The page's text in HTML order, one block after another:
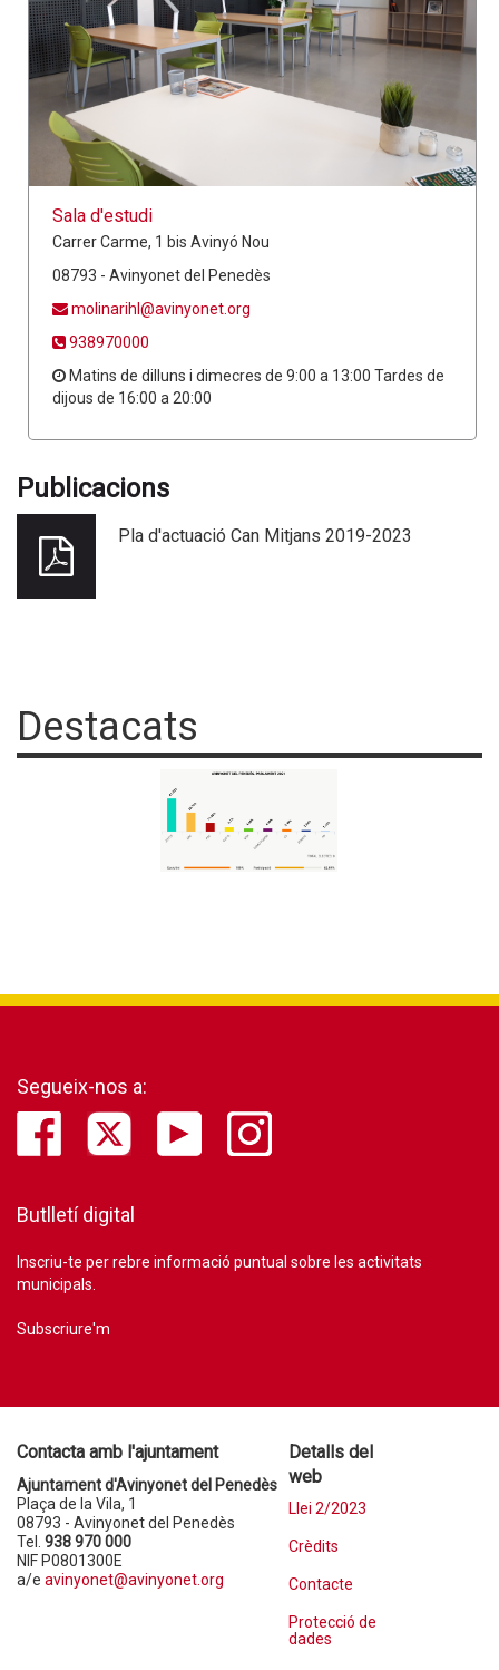
Sala d'estudi
Carrer Carme, 1 bis Avinyó Nou
08793 - Avinyonet del Penedès
molinarihl@avinyonet.org
938970000
Matins de dilluns i dimecres de 9:00 a 13:00 Tardes de
dijous de 16:00 a 20:00
Publicacions
Pla d'actuació Can Mitjans 2019-2023
Destacats
Segueix-nos a:
Butlletí digital
Inscriu-te per rebre informació puntual sobre les activitats
municipals.
Subscriure'm
Contacta amb l'ajuntament
Ajuntament d'Avinyonet del Penedès
Plaça de la Vila, 1
08793 - Avinyonet del Penedès
Tel. 938 970 000
NIF P0801300E
a/e avinyonet@avinyonet.org
Detalls del
web
Llei 2/2023
Crèdits
Contacte
Protecció de
dades